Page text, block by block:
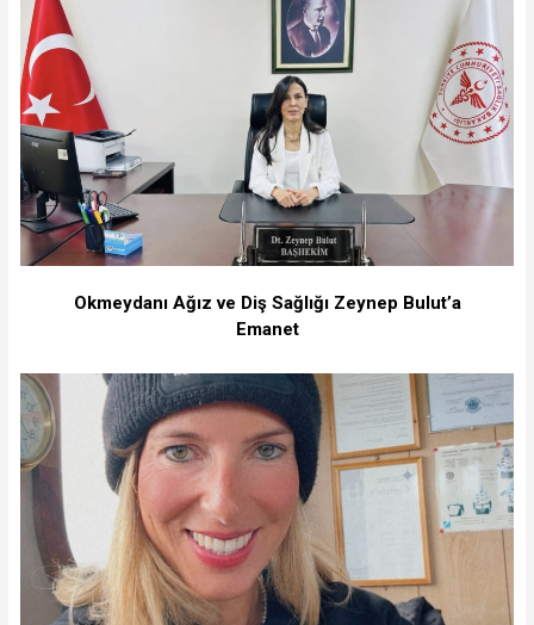
Okmeydanı Ağız ve Diş Sağlığı Zeynep Bulut’a
Emanet